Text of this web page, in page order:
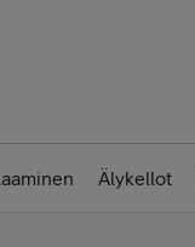
Älykellot